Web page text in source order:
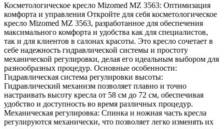
Косметологическое кресло Mizomed MZ 3563: Оптимизация
комфорта и управления Откройте для себя косметологическое
кресло Mizomed MZ 3563, разработанное для обеспечения
максимального комфорта и удобства как для специалистов,
так и для клиентов в салонах красоты. Это кресло сочетает в
себе надежность гидравлической системы и простоту
механической регулировки, делая его идеальным выбором для
разнообразных процедур. Основные особенности:
Гидравлическая система регулировки высоты:
Гидравлический механизм позволяет плавно и точно
настраивать высоту кресла от 58 см до 72 см, обеспечивая
удобство и доступность во время различных процедур.
Механическая регулировка: Спинка и ножная часть кресла
регулируются механически, что позволяет легко изменять их